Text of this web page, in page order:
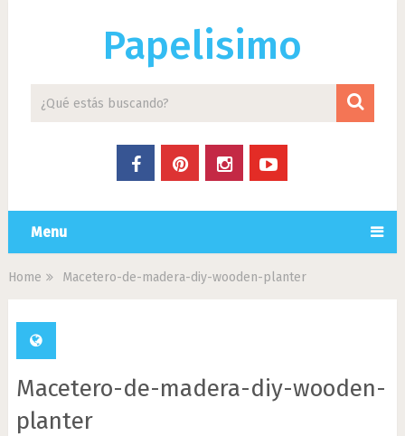
Papelisimo
Menu
Home Macetero-de-madera-diy-wooden-planter
Macetero-de-madera-diy-wooden-
planter